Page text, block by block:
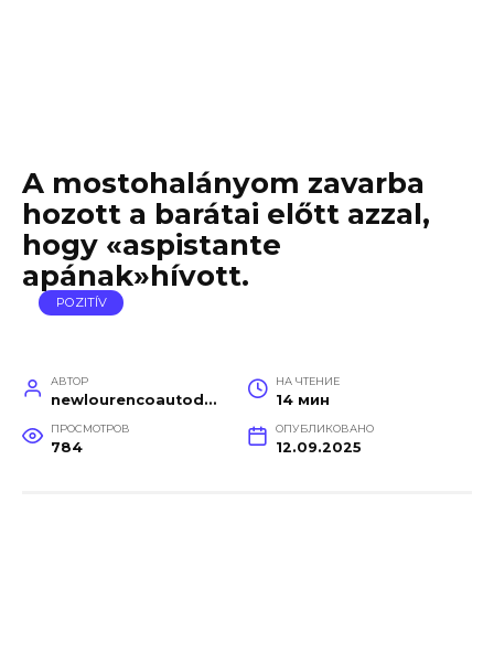
A mostohalányom zavarba
hozott a barátai előtt azzal,
hogy «aspistante
apának»hívott.
POZITÍV
АВТОР
newlourencoautodetail
НА ЧТЕНИЕ
14 мин
ПРОСМОТРОВ
784
ОПУБЛИКОВАНО
12.09.2025